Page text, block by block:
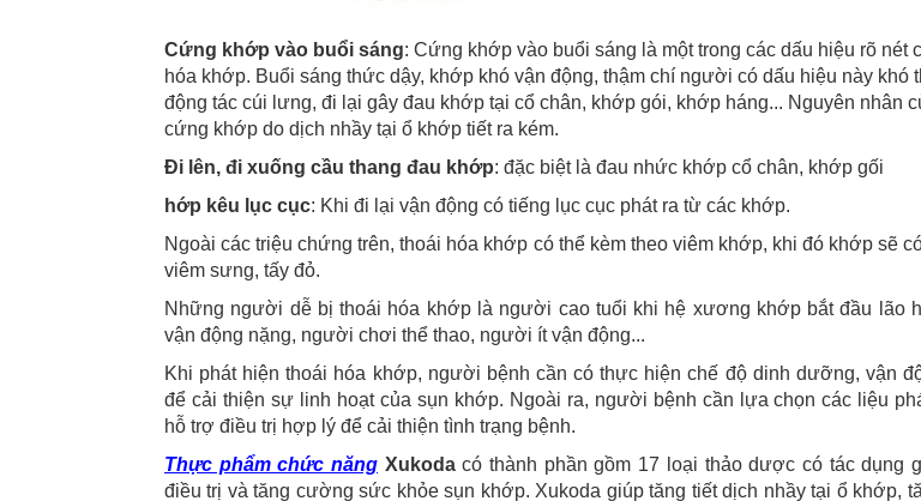
Cứng khớp vào buổi sáng: Cứng khớp vào buổi sáng là một trong các dấu hiệu rõ nét
hóa khớp. Buổi sáng thức dậy, khớp khó vận động, thậm chí người có dấu hiệu này khó
động tác cúi lưng, đi lại gây đau khớp tại cổ chân, khớp gói, khớp háng... Nguyên nhân
cứng khớp do dịch nhầy tại ổ khớp tiết ra kém.
Đi lên, đi xuống cầu thang đau khớp: đặc biệt là đau nhức khớp cổ chân, khớp gối
hớp kêu lục cục: Khi đi lại vận động có tiếng lục cục phát ra từ các khớp.
Ngoài các triệu chứng trên, thoái hóa khớp có thể kèm theo viêm khớp, khi đó khớp sẽ
viêm sưng, tấy đỏ.
Những người dễ bị thoái hóa khớp là người cao tuổi khi hệ xương khớp bắt đầu lão
vận động nặng, người chơi thể thao, người ít vận động...
Khi phát hiện thoái hóa khớp, người bệnh cần có thực hiện chế độ dinh dưỡng, vận
để cải thiện sự linh hoạt của sụn khớp. Ngoài ra, người bệnh cần lựa chọn các liệu
hỗ trợ điều trị hợp lý để cải thiện tình trạng bệnh.
Thực phẩm chức năng Xukodacó thành phần gồm 17 loại thảo dược có tác dụng
điều trị và tăng cường sức khỏe sụn khớp. Xukoda giúp tăng tiết dịch nhầy tại ổ khớp,